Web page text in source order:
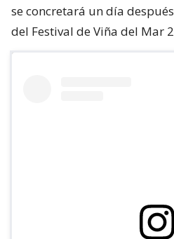
se concretará un día
del Festival de Viña del Mar